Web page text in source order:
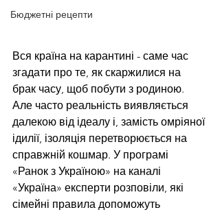
Бюджетні рецепти
Вся країна на карантині - саме час
згадати про те, як скаржилися на
брак часу, щоб побути з родиною.
Але часто реальність виявляється
далекою від ідеалу і, замість омріяної
ідилії, ізоляція перетворюється на
справжній кошмар. У програмі
«Ранок з Україною» на каналі
«Україна» експерти розповіли, які
сімейні правила допоможуть